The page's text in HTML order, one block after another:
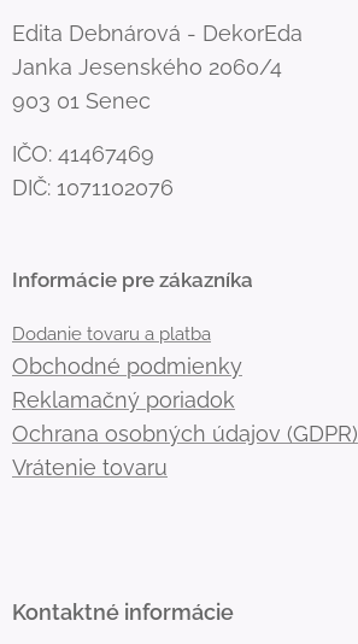
Edita Debnárová - DekorEda
Janka Jesenského 2060/4
903 01 Senec
IČO: 41467469
DIČ: 1071102076
Informácie pre zákazníka
Dodanie tovaru a platba
Obchodné podmienky
Reklamačný poriadok
Ochrana osobných údajov (GDPR)
Vrátenie tovaru
Kontaktné informácie